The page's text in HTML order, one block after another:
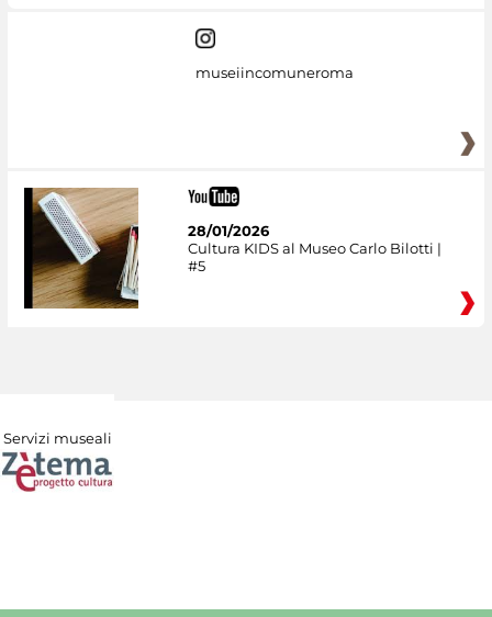
museiincomuneroma
28/01/2026
Cultura KIDS al Museo Carlo Bilotti |
#5
Servizi museali